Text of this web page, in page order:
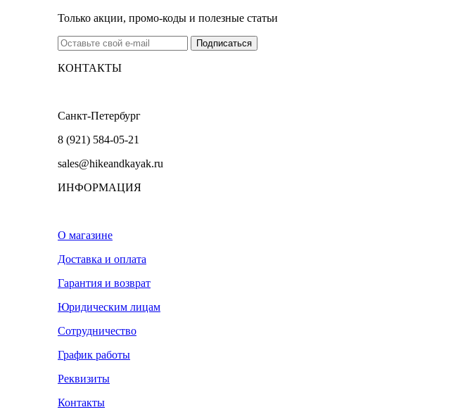
Только акции, промо-коды и полезные статьи
КОНТАКТЫ
Санкт-Петербург
8 (921) 584-05-21
sales@hikeandkayak.ru
ИНФОРМАЦИЯ
О магазине
Доставка и оплата
Гарантия и возврат
Юридическим лицам
Сотрудничество
График работы
Реквизиты
Контакты